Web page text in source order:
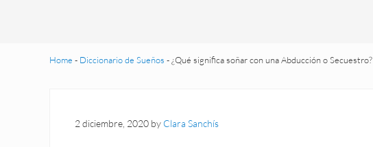
Home - Diccionario de Sueños - ¿Qué significa soñar con una Abducción o Secuestro?
2 diciembre, 2020 by Clara Sanchís